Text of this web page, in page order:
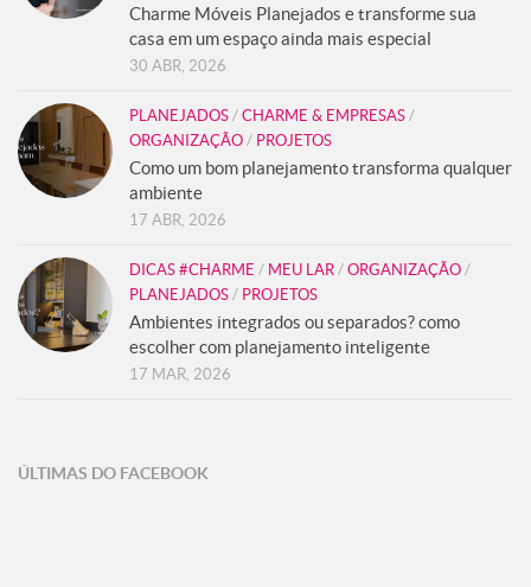
Charme Móveis Planejados e transforme sua
casa em um espaço ainda mais especial
30 ABR, 2026
PLANEJADOS / CHARME & EMPRESAS /
ORGANIZAÇÃO / PROJETOS
Como um bom planejamento transforma qualquer
ambiente
17 ABR, 2026
DICAS #CHARME / MEU LAR / ORGANIZAÇÃO /
PLANEJADOS / PROJETOS
Ambientes integrados ou separados? como
escolher com planejamento inteligente
17 MAR, 2026
ÚLTIMAS DO FACEBOOK